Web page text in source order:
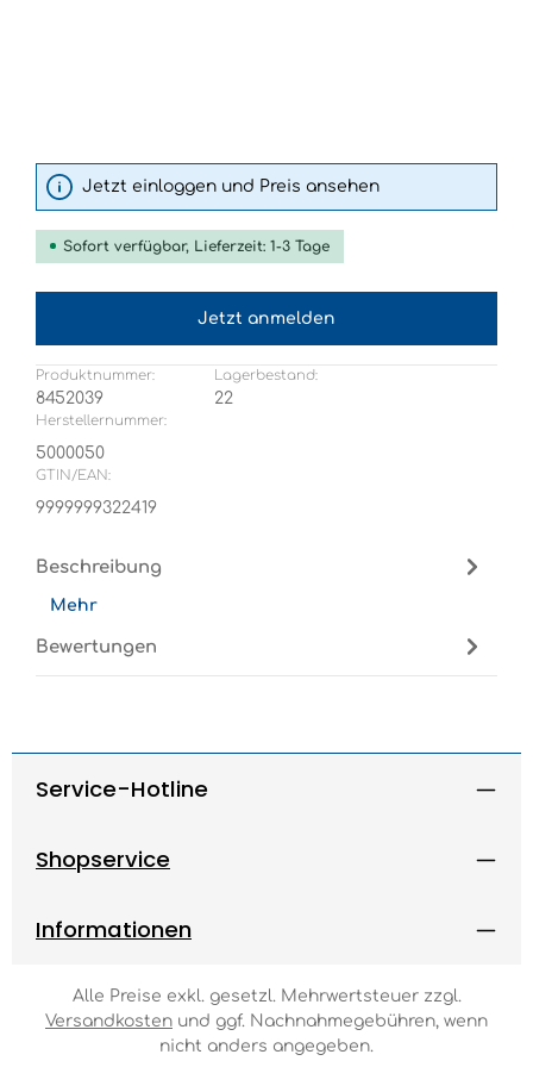
Jetzt einloggen und Preis ansehen
Sofort verfügbar, Lieferzeit: 1-3 Tage
Jetzt anmelden
Produktnummer:
8452039
Herstellernummer:
5000050
GTIN/EAN:
9999999322419
Lagerbestand:
22
Beschreibung
Mehr
Bewertungen
Service-Hotline
Shopservice
Informationen
Alle Preise exkl. gesetzl. Mehrwertsteuer zzgl.
Versandkosten und ggf. Nachnahmegebühren, wenn
nicht anders angegeben.